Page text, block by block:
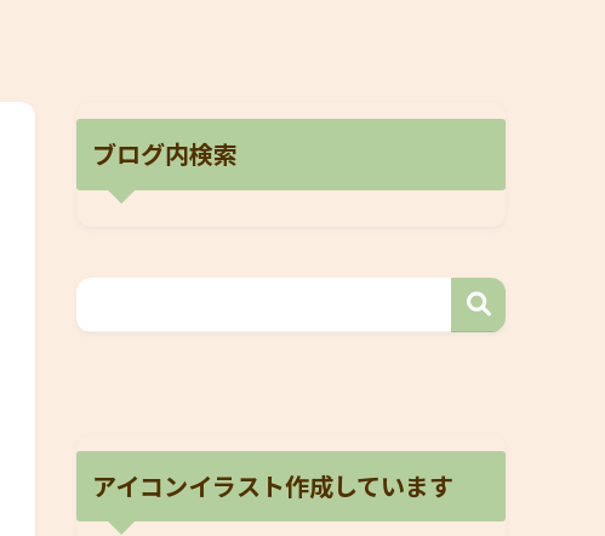
ブログ内検索
アイコンイラスト作成しています